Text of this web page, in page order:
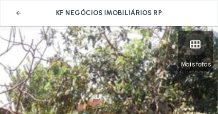
KF NEGÓCIOS IMOBILIÁRIOS RP
Mais fotos